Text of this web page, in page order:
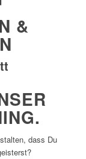
&
dass Du